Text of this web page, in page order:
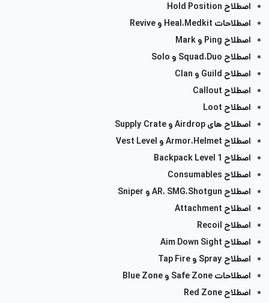
اصطلاح Hold Position
اصطلاحات Heal،Medkit و Revive
اصطلاح Ping و Mark
اصطلاح Squad،Duo و Solo
اصطلاح Guild و Clan
اصطلاح Callout
اصطلاح Loot
اصطلاح های Airdrop و Supply Crate
اصطلاح Armor،Helmet و Vest Level
اصطلاح Backpack Level 1
اصطلاح Consumables
اصطلاح AR، SMG،Shotgun و Sniper
اصطلاح Attachment
اصطلاح Recoil
اصطلاح Aim Down Sight
اصطلاح Spray و Tap Fire
اصطلاحات Safe Zone و Blue Zone
اصطلاح Red Zone